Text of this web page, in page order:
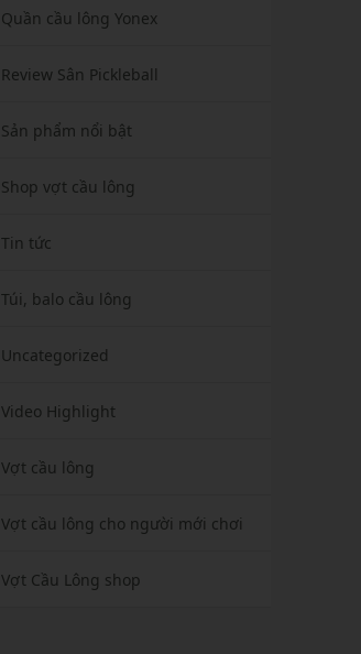
Quần cầu lông Yonex
Review Sân Pickleball
Sản phẩm nổi bật
Shop vợt cầu lông
Tin tức
Túi, balo cầu lông
Uncategorized
Video Highlight
Vợt cầu lông
Vợt cầu lông cho người mới chơi
Vợt Cầu Lông shop